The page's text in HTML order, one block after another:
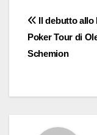
articoli
Il debutto allo
Poker Tour di
Schemion